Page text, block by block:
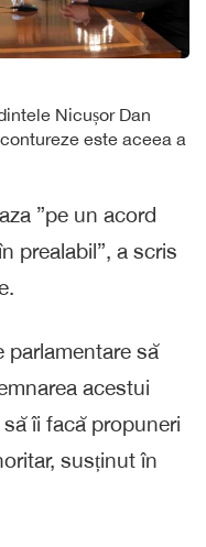
Nicușor Dan
este aceea a
”pe un acord
prealabil”, a scris
parlamentare să
acestui
îi facă propuneri
susținut în